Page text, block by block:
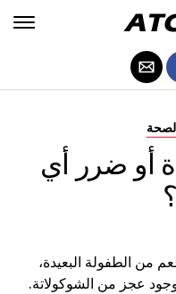
الصحة
أو ضرر أي
من الطفولة البعيدة،
عجز من الشوكولاتة.